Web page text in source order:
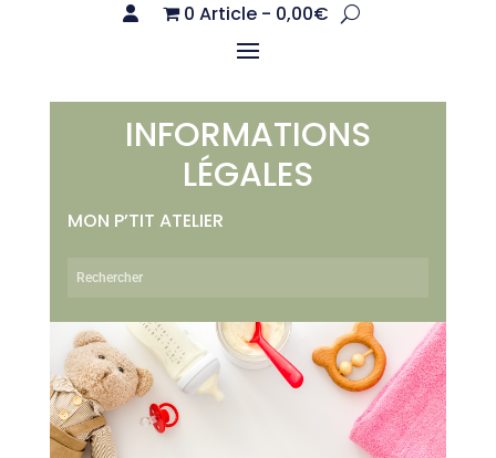
0 Article 0,00€
INFORMATIONS
LÉGALES
MON P’TIT ATELIER